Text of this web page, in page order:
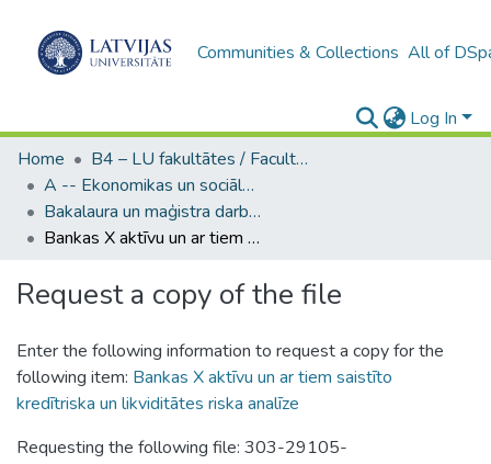
Communities & Collections All of
Log In
Home
B4 – LU fakultātes / Faculties of the UL
A -- Ekonomikas un sociālo zinātņu fakultāte / Faculty of Economics and Social Sciences
Bakalaura un maģistra darbi (ESZF) / Bachelor's and Master's theses
Bankas X aktīvu un ar tiem saistīto kredītriska un likviditātes riska analīze
Request a copy of the file
Enter the following information to request a copy for the
following item: Bankas X aktīvu un ar tiem saistīto
kredītriska un likviditātes riska analīze
Requesting the following file: 303-29105-